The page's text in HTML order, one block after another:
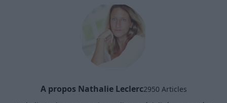
A propos Nathalie Leclerc2950 Articles